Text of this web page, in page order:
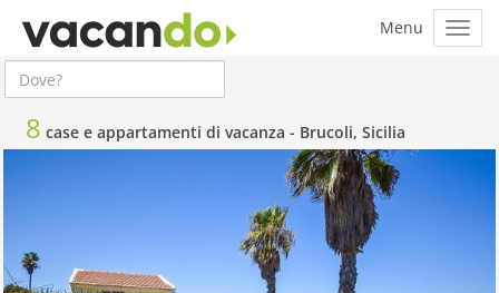
8 case e appartamenti di vacanza - Brucoli, Sicilia